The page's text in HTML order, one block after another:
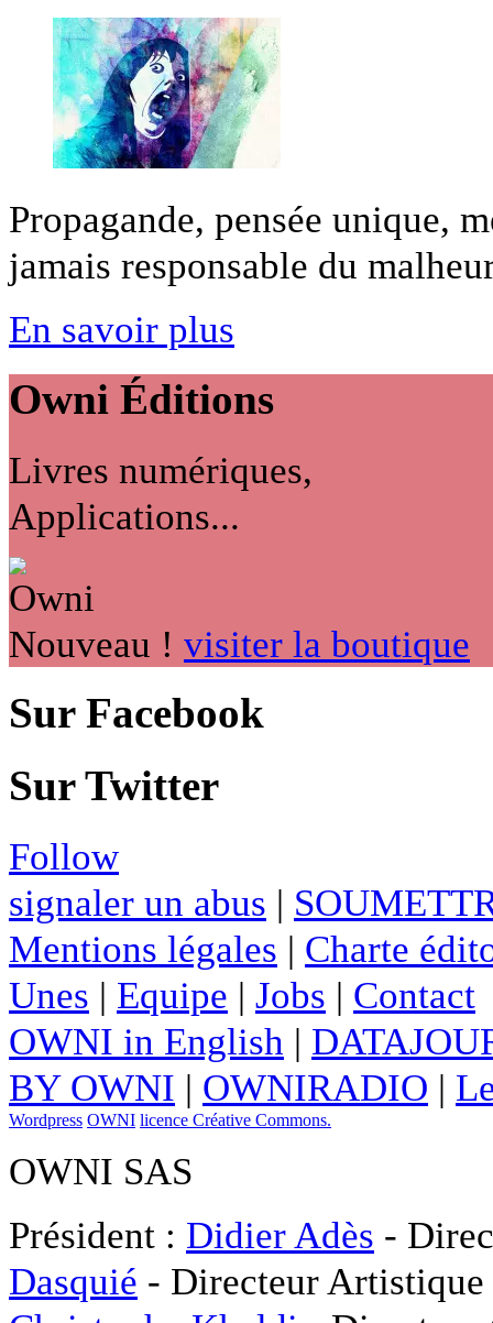
Propagande, pensée unique,
jamais responsable du
En savoir plus
Owni Éditions
Livres numériques,
Applications...
Nouveau ! visiter la boutique
Sur Facebook
Sur Twitter
Follow
signaler un abus |
Mentions légales | Charte
Unes | Equipe | Jobs | Contact
OWNI in English |
BY OWNI | OWNIRADIO |
Wordpress OWNI licence Créative Commons.
OWNI SAS
Président : Didier Adès -
Dasquié - Directeur